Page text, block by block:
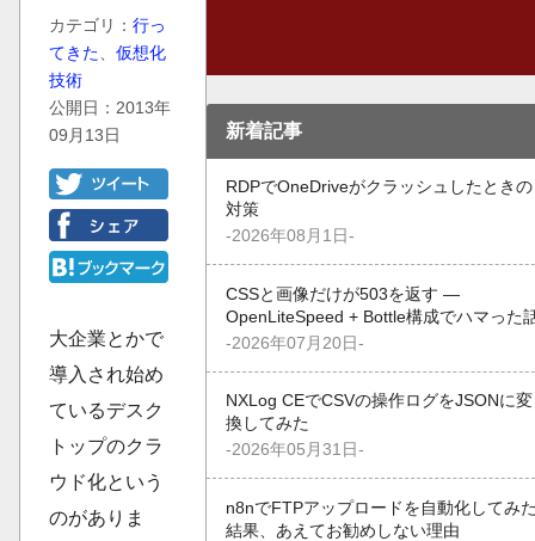
カテゴリ： 行っ
てきた
仮想化
技術
公開日：2013年
09月13日
大企業とかで
導入され始め
ているデスク
トップのクラ
ウド化という
のがありま
新着記事
RDPでOneDriveがクラッシュしたときの
対策
-2026年08月1日-
CSSと画像だけが503を返す —
OpenLiteSpeed + Bottle構成でハマった
-2026年07月20日-
NXLog CEでCSVの操作ログをJSONに変
換してみた
-2026年05月31日-
n8nでFTPアップロードを自動化してみ
結果、あえてお勧めしない理由